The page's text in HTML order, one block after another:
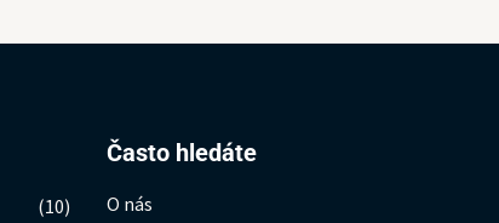
(10)
Často hledáte
O nás
Hledat: